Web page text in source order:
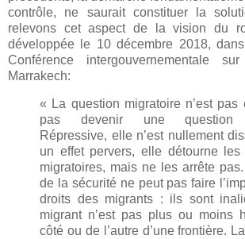
contrôle, ne saurait constituer la
relevons cet aspect de la vision du
développée le 10 décembre 2018,
Conférence intergouvernementale
Marrakech:
« La question migratoire n’est pas
pas devenir une question
Répressive, elle n’est nullement
un effet pervers, elle détourne les
migratoires, mais ne les arrête
de la sécurité ne peut pas faire
droits des migrants : ils sont
migrant n’est pas plus ou moins
côté ou de l’autre d’une frontière.